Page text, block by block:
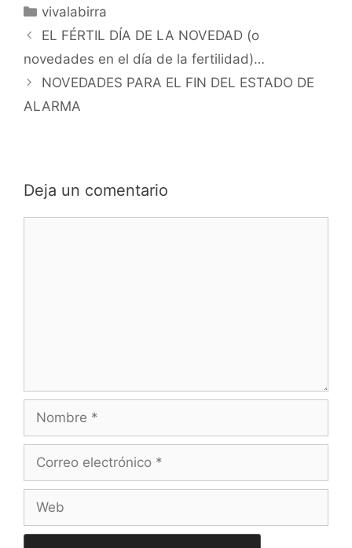
Categorías
vivalabirra
EL FÉRTIL DÍA DE LA NOVEDAD (o
novedades en el día de la fertilidad)…
NOVEDADES PARA EL FIN DEL ESTADO DE
ALARMA
Deja un comentario
Nombre
Correo
Web